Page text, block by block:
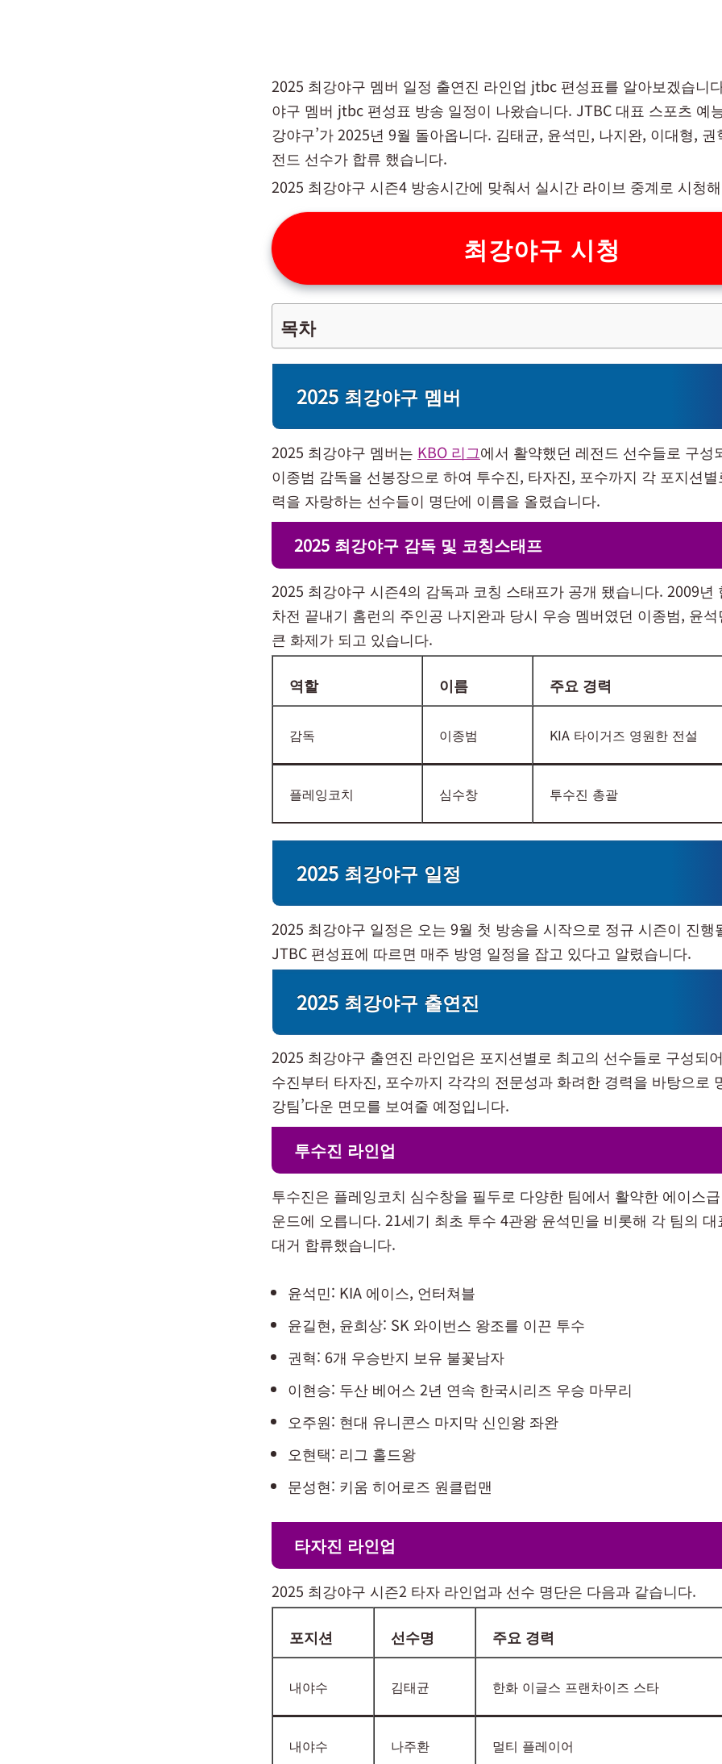
2025 최강야구 멤버 일정 출연진 라인업 jtbc 편성표를 알아보겠습니
야구 멤버 jtbc 편성표 방송 일정이 나왔습니다. JTBC 대표 스포츠 예
강야구’가 2025년 9월 돌아옵니다. 김태균, 윤석민, 나지완, 이대형, 권
전드 선수가 합류 했습니다.
2025 최강야구 시즌4 방송시간에 맞춰서 실시간 라이브 중계로 시청
최강야구 시청
목차
2025 최강야구 멤버
2025 최강야구 멤버는 KBO 리그에서 활약했던 레전드 선수들로 구성
이종범 감독을 선봉장으로 하여 투수진, 타자진, 포수까지 각 포지션
력을 자랑하는 선수들이 명단에 이름을 올렸습니다.
2025 최강야구 감독 및 코칭스태프
2025 최강야구 시즌4의 감독과 코칭 스태프가 공개 됐습니다. 2009년
차전 끝내기 홈런의 주인공 나지완과 당시 우승 멤버였던 이종범, 윤
큰 화제가 되고 있습니다.
역할 이름 주요 경력
감독 이종범 KIA 타이거즈 영원한 전설
플레잉코치 심수창 투수진 총괄
2025 최강야구 일정
2025 최강야구 일정은 오는 9월 첫 방송을 시작으로 정규 시즌이 진행
JTBC 편성표에 따르면 매주 방영 일정을 잡고 있다고 알렸습니다.
2025 최강야구 출연진
2025 최강야구 출연진 라인업은 포지션별로 최고의 선수들로 구성되
수진부터 타자진, 포수까지 각각의 전문성과 화려한 경력을 바탕으로
강팀’다운 면모를 보여줄 예정입니다.
투수진 라인업
투수진은 플레잉코치 심수창을 필두로 다양한 팀에서 활약한 에이스
운드에 오릅니다. 21세기 최초 투수 4관왕 윤석민을 비롯해 각 팀의 대
대거 합류했습니다.
윤석민: KIA 에이스, 언터쳐블
윤길현, 윤희상: SK 와이번스 왕조를 이끈 투수
권혁: 6개 우승반지 보유 불꽃남자
이현승: 두산 베어스 2년 연속 한국시리즈 우승 마무리
오주원: 현대 유니콘스 마지막 신인왕 좌완
오현택: 리그 홀드왕
문성현: 키움 히어로즈 원클럽맨
타자진 라인업
2025 최강야구 시즌2 타자 라인업과 선수 명단은 다음과 같습니다.
포지션 선수명 주요 경력
내야수 김태균 한화 이글스 프랜차이즈 스타
내야수 나주환 멀티 플레이어